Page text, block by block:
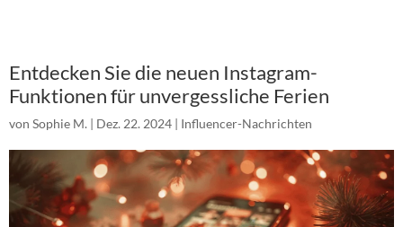
Entdecken Sie die neuen Instagram-
Funktionen für unvergessliche Ferien
von Sophie M. | Dez. 22. 2024 | Influencer-Nachrichten